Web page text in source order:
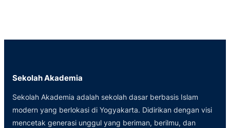
Sekolah Akademia
Sekolah Akademia adalah sekolah dasar berbasis Islam
modern yang berlokasi di Yogyakarta. Didirikan dengan visi
mencetak generasi unggul yang beriman, berilmu, dan